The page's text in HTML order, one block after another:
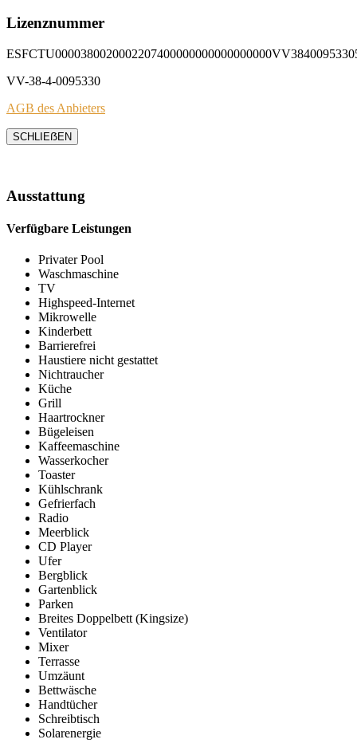
Lizenznummer
VV-38-4-0095330
AGB des Anbieters
SCHLIEẞEN
Ausstattung
Verfügbare Leistungen
Privater Pool
Waschmaschine
TV
Highspeed-Internet
Mikrowelle
Kinderbett
Barrierefrei
Haustiere nicht gestattet
Nichtraucher
Küche
Grill
Haartrockner
Bügeleisen
Kaffeemaschine
Wasserkocher
Toaster
Kühlschrank
Gefrierfach
Radio
Meerblick
CD Player
Ufer
Bergblick
Gartenblick
Parken
Breites Doppelbett (Kingsize)
Ventilator
Mixer
Terrasse
Umzäunt
Bettwäsche
Handtücher
Schreibtisch
Solarenergie